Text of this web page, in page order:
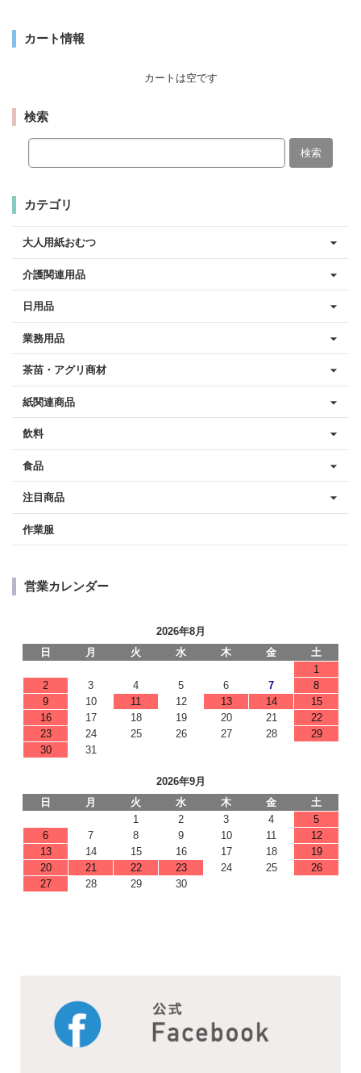
カート情報
カートは空です
検索
検索
カテゴリ
大人用紙おむつ
介護関連用品
日用品
業務用品
茶苗・アグリ商材
紙関連商品
飲料
食品
注目商品
作業服
営業カレンダー
2026年8月
日
月 火 水 木 金
土
1
2
3 4 5 6 7
8
9
10 11 12 13 14
15
16
17 18 19 20 21
22
23
24 25 26 27 28
29
30
31
2026年9月
日
月 火 水 木 金
土
1
2 3 4
5
6
7 8 9 10 11
12
13
14 15 16 17 18
19
20
21 22 23 24 25
26
27
28 29 30